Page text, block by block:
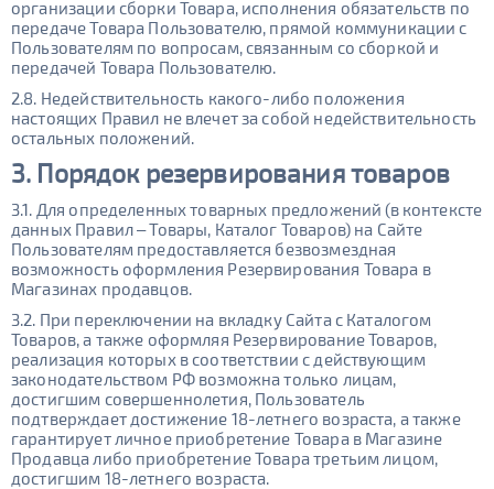
организации сборки Товара, исполнения обязательств по
передаче Товара Пользователю, прямой коммуникации с
Пользователям по вопросам, связанным со сборкой и
передачей Товара Пользователю.
2.8. Недействительность какого-либо положения
настоящих Правил не влечет за собой недействительность
остальных положений.
3. Порядок резервирования товаров
3.1. Для определенных товарных предложений (в контексте
данных Правил – Товары, Каталог Товаров) на Сайте
Пользователям предоставляется безвозмездная
возможность оформления Резервирования Товара в
Магазинах продавцов.
3.2. При переключении на вкладку Сайта с Каталогом
Товаров, а также оформляя Резервирование Товаров,
реализация которых в соответствии с действующим
законодательством РФ возможна только лицам,
достигшим совершеннолетия, Пользователь
подтверждает достижение 18-летнего возраста, а также
гарантирует личное приобретение Товара в Магазине
Продавца либо приобретение Товара третьим лицом,
достигшим 18-летнего возраста.